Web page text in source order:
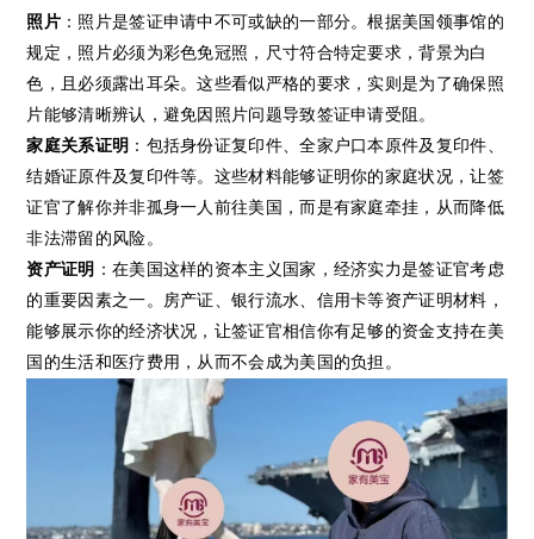
照片 ：照片是签证申请中不可或缺的一部分。根据美国领事馆的
规定，照片必须为彩色免冠照，尺寸符合特定要求，背景为白
色，且必须露出耳朵。这些看似严格的要求，实则是为了确保照
片能够清晰辨认，避免因照片问题导致签证申请受阻。
家庭关系证明 ：包括身份证复印件、全家户口本原件及复印件、
结婚证原件及复印件等。这些材料能够证明你的家庭状况，让签
证官了解你并非孤身一人前往美国，而是有家庭牵挂，从而降低
非法滞留的风险。
资产证明 ：在美国这样的资本主义国家，经济实力是签证官考虑
的重要因素之一。房产证、银行流水、信用卡等资产证明材料，
能够展示你的经济状况，让签证官相信你有足够的资金支持在美
国的生活和医疗费用，从而不会成为美国的负担。